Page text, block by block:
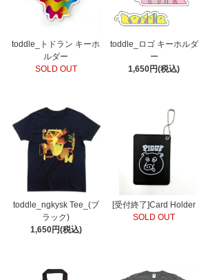
toddle_トドラン キーホ
ルダー
SOLD OUT
toddle_ロゴ キーホルダ
ー
1,650円(税込)
toddle_ngkysk Tee_(ブ
ラック)
1,650円(税込)
[受付終了]Card Holder
SOLD OUT